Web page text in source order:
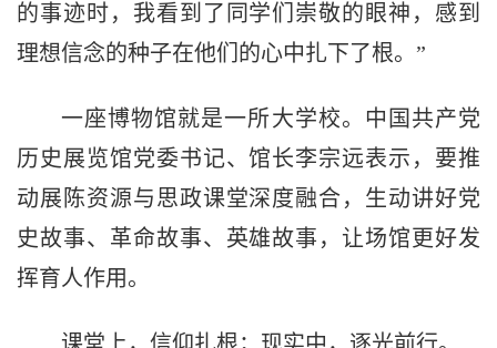
的事迹时，我看到了同学们崇敬的眼神，感到
理想信念的种子在他们的心中扎下了根。”
一座博物馆就是一所大学校。中国共产党
历史展览馆党委书记、馆长李宗远表示，要推
动展陈资源与思政课堂深度融合，生动讲好党
史故事、革命故事、英雄故事，让场馆更好发
挥育人作用。